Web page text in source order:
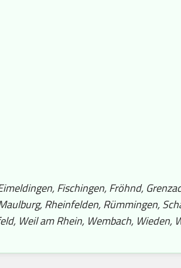
Fischingen, Fröhnd,
Rheinfelden, Rümmingen,
Weil am Rhein, Wembach, Wieden,